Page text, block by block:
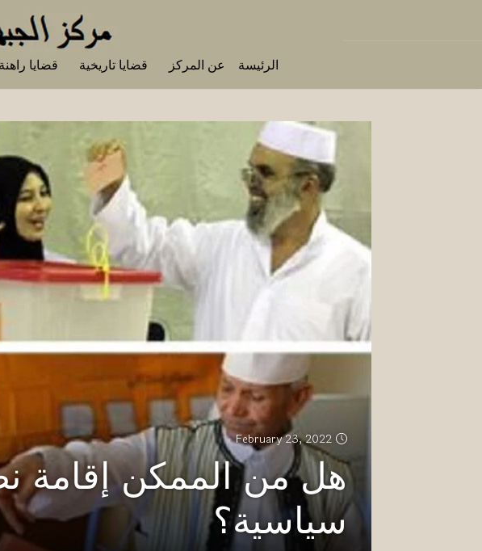
الرئيسة عن المركز قضايا تاريخية قضايا راهنة
February 23, 2022
هل من الممكن إقامة
سياسية؟